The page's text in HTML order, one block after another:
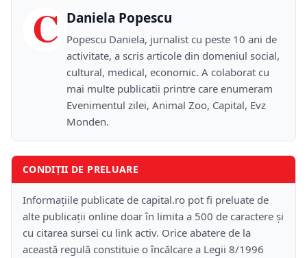
C Daniela Popescu
Popescu Daniela, jurnalist cu peste 10 ani de
activitate, a scris articole din domeniul social,
cultural, medical, economic. A colaborat cu
mai multe publicatii printre care enumeram
Evenimentul zilei, Animal Zoo, Capital, Evz
Monden.
CONDIȚII DE PRELUARE
Informațiile publicate de capital.ro pot fi preluate de
alte publicații online doar în limita a 500 de caractere și
cu citarea sursei cu link activ. Orice abatere de la
această regulă constituie o încălcare a Legii 8/1996